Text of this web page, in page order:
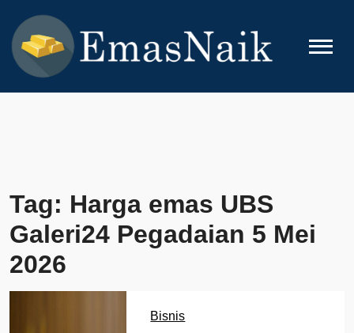
content
EMASNAIK
Topik Seputar Emas
Tag: Harga emas UBS
Galeri24 Pegadaian 5 Mei
2026
Bisnis